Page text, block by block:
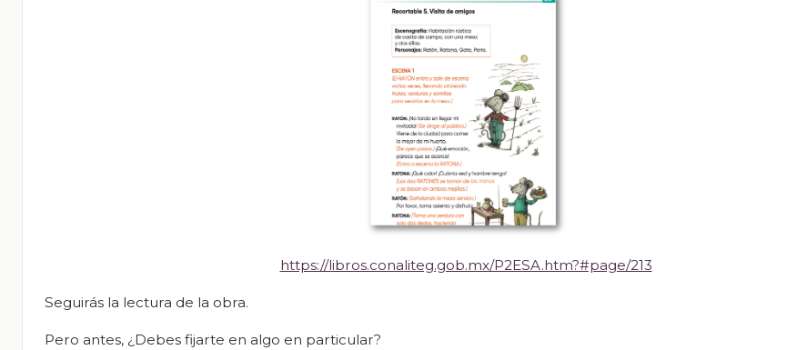
https://libros.conaliteg.gob.mx/P2ESA.htm?#page/213
Seguirás la lectura de la obra.
Pero antes, ¿Debes fijarte en algo en particular?